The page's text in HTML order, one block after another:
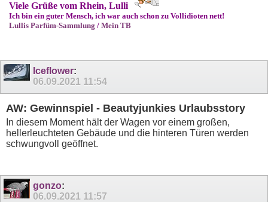
Viele Grüße vom Rhein, Lulli
Ich bin ein guter Mensch, ich war auch schon zu Vollidioten nett!
Lullis Parfüm-Sammlung / Mein TB
Iceflower:
06.09.2021 11:54
AW: Gewinnspiel - Beautyjunkies Urlaubsstory
In diesem Moment hält der Wagen vor einem großen,
hellerleuchteten Gebäude und die hinteren Türen werden
schwungvoll geöffnet.
gonzo:
06.09.2021 11:57